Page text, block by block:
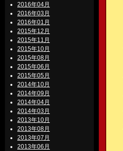
2016年04月
2016年03月
2016年01月
2015年12月
2015年11月
2015年10月
2015年08月
2015年06月
2015年05月
2014年10月
2014年09月
2014年04月
2014年03月
2013年10月
2013年08月
2013年07月
2013年06月